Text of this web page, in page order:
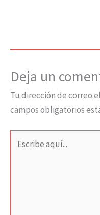
Deja un
Tu dirección de correo
campos obligatorios
aquí...